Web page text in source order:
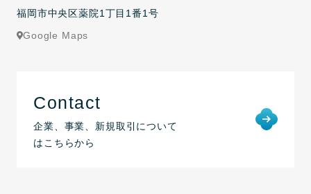
福岡市中央区薬院1丁目1番1号
Google Maps
Contact
企業、事業、新規取引について
はこちらから